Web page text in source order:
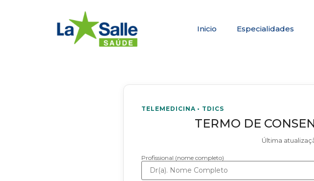
Inicio Especialidades
TELEMEDICINA • TDICS
TERMO DE
Última
Profissional (nome completo)